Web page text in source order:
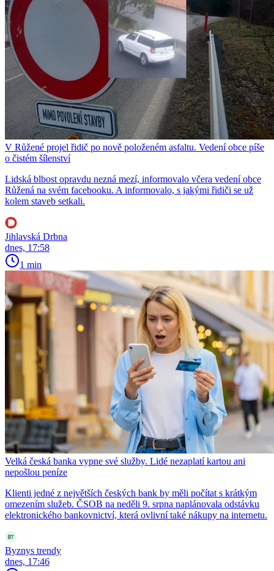
V Růžené projel řidič po nově položeném asfaltu. Vedení obce píše
o čistém šílenství
Lidská blbost opravdu nezná mezí, informovalo včera vedení obce
Růžená na svém facebooku. A informovalo, s jakými řidiči se už
kolem staveb setkali.
Jihlavská Drbna
dnes, 17:58
1 min
Velká česká banka vypne své služby. Lidé nezaplatí kartou ani
nepošlou peníze
Klienti jedné z největších českých bank by měli počítat s krátkým
omezením služeb. ČSOB na neděli 9. srpna naplánovala odstávku
elektronického bankovnictví, která ovlivní také nákupy na internetu.
Byznys trendy
dnes, 17:46